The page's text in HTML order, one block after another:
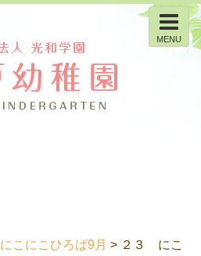
MENU
にこにこひろば9月 > ２３ にこ